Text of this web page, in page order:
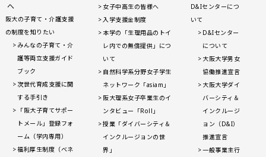
へ
阪大の子育て・介護支援
の制度を知りたい
みんなの子育て・介
護等両立支援ガイド
ブック
次世代育成支援に関
する手引き
「阪大子育てサポー
トメール」登録フォ
ーム（学内専用）
福利厚生制度（ベネ
女子中高生の皆様へ
入学支援金制度
本学の「生理用品のトイ
レ内での無償提供」につ
いて
自然科学系分野女子学生
ネットワーク「asiam」
阪大理系女子卒業生のイ
ンタビュー「Roll」
授業「ダイバーシティ＆
インクルージョンの世
界」
D&Iセンターにつ
いて
D&Iセンター
について
大阪大学男女
協働推進宣言
大阪大学ダイ
バーシティ＆
インクルージ
ョン（D&I）
推進宣言
一般事業主行